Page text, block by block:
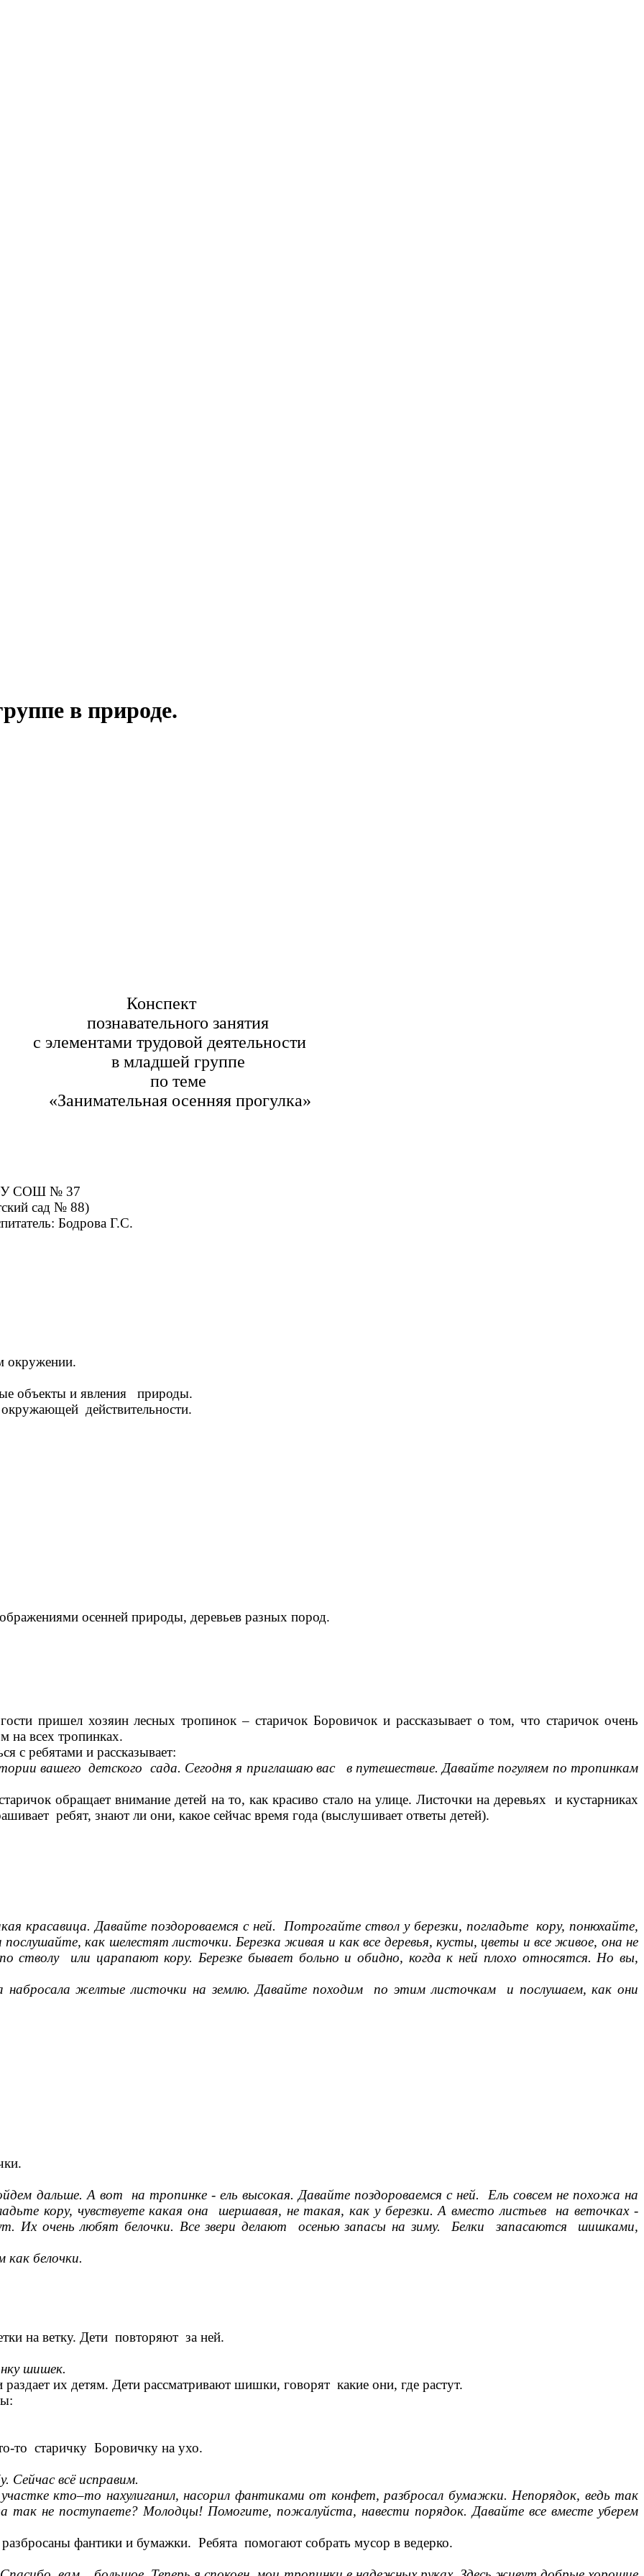
в природе.
Конспект
познавательного занятия
с элементами трудовой деятельности
в младшей группе
по теме
«Занимательная осенняя прогулка»
37
сад № 88)
Г.С.
окружении.
объекты и явления природы.
действительности.
осенней природы, деревьев разных пород.
пришел хозяин лесных тропинок – старичок Боровичок и рассказывает о том, что старичок очень
на всех тропинках.
с ребятами и рассказывает:
вашего детского сада. Сегодня я приглашаю вас в путешествие. Давайте погуляем по тропинкам
обращает внимание детей на то, как красиво стало на улице. Листочки на деревьях и кустарниках
ребят, знают ли они, какое сейчас время года (выслушивает ответы детей).
красавица. Давайте поздороваемся с ней. Потрогайте ствол у березки, погладьте кору, понюхайте,
как шелестят листочки. Березка живая и как все деревья, кусты, цветы и все живое, она не
или царапают кору. Березке бывает больно и обидно, когда к ней плохо относятся. Но вы,
набросала желтые листочки на землю. Давайте походим по этим листочкам и послушаем, как они
дальше. А вот на тропинке - ель высокая. Давайте поздороваемся с ней. Ель совсем не похожа на
кору, чувствуете какая она шершавая, не такая, как у березки. А вместо листьев на веточках -
Их очень любят белочки. Все звери делают осенью запасы на зиму. Белки запасаются шишками,
белочки.
на ветку. Дети повторяют за ней.
шишек.
их детям. Дети рассматривают шишки, говорят какие они, где растут.
то старичку Боровичку на ухо.
Сейчас всё исправим.
кто–то нахулиганил, насорил фантиками от конфет, разбросал бумажки. Непорядок, ведь так
так не поступаете? Молодцы! Помогите, пожалуйста, навести порядок. Давайте все вместе уберем
фантики и бумажки. Ребята помогают собрать мусор в ведерко.